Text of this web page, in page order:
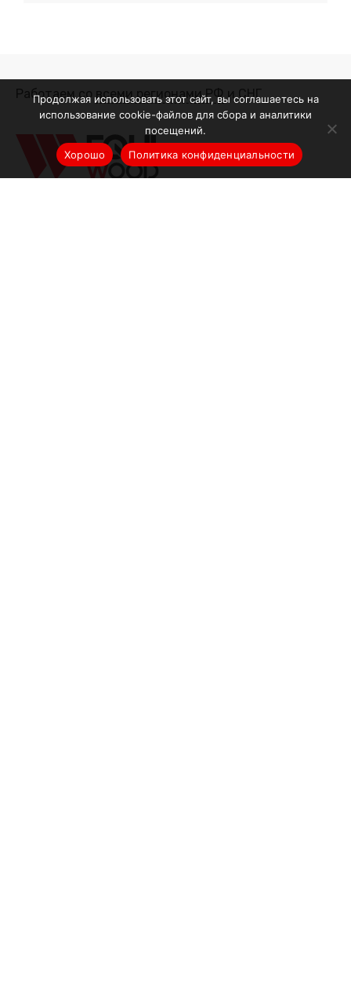
Работаем со всеми регионами РФ и СНГ
Продолжая использовать этот сайт, вы соглашаетесь на
использование cookie-файлов для сбора и аналитики
посещений.
Хорошо
Политика конфиденциальности